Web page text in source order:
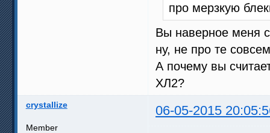
про мерзкую
Вы наверное меня
ну, не про те
А почему вы
ХЛ2?
crystallize 06-05-2015
Member